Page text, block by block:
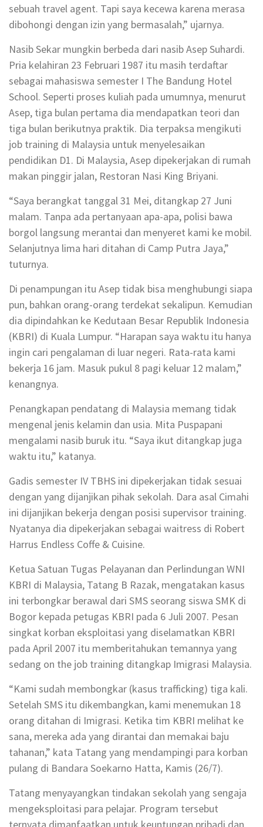
sebuah travel agent. Tapi saya kecewa karena merasa
dibohongi dengan izin yang bermasalah,” ujarnya.
Nasib Sekar mungkin berbeda dari nasib Asep Suhardi.
Pria kelahiran 23 Februari 1987 itu masih terdaftar
sebagai mahasiswa semester I The Bandung Hotel
School. Seperti proses kuliah pada umumnya, menurut
Asep, tiga bulan pertama dia mendapatkan teori dan
tiga bulan berikutnya praktik. Dia terpaksa mengikuti
job training di Malaysia untuk menyelesaikan
pendidikan D1. Di Malaysia, Asep dipekerjakan di rumah
makan pinggir jalan, Restoran Nasi King Briyani.
“Saya berangkat tanggal 31 Mei, ditangkap 27 Juni
malam. Tanpa ada pertanyaan apa-apa, polisi bawa
borgol langsung merantai dan menyeret kami ke mobil.
Selanjutnya lima hari ditahan di Camp Putra Jaya,”
tuturnya.
Di penampungan itu Asep tidak bisa menghubungi siapa
pun, bahkan orang-orang terdekat sekalipun. Kemudian
dia dipindahkan ke Kedutaan Besar Republik Indonesia
(KBRI) di Kuala Lumpur. “Harapan saya waktu itu hanya
ingin cari pengalaman di luar negeri. Rata-rata kami
bekerja 16 jam. Masuk pukul 8 pagi keluar 12 malam,”
kenangnya.
Penangkapan pendatang di Malaysia memang tidak
mengenal jenis kelamin dan usia. Mita Puspapani
mengalami nasib buruk itu. “Saya ikut ditangkap juga
waktu itu,” katanya.
Gadis semester IV TBHS ini dipekerjakan tidak sesuai
dengan yang dijanjikan pihak sekolah. Dara asal Cimahi
ini dijanjikan bekerja dengan posisi supervisor training.
Nyatanya dia dipekerjakan sebagai waitress di Robert
Harrus Endless Coffe & Cuisine.
Ketua Satuan Tugas Pelayanan dan Perlindungan WNI
KBRI di Malaysia, Tatang B Razak, mengatakan kasus
ini terbongkar berawal dari SMS seorang siswa SMK di
Bogor kepada petugas KBRI pada 6 Juli 2007. Pesan
singkat korban eksploitasi yang diselamatkan KBRI
pada April 2007 itu memberitahukan temannya yang
sedang on the job training ditangkap Imigrasi Malaysia.
“Kami sudah membongkar (kasus trafficking) tiga kali.
Setelah SMS itu dikembangkan, kami menemukan 18
orang ditahan di Imigrasi. Ketika tim KBRI melihat ke
sana, mereka ada yang dirantai dan memakai baju
tahanan,” kata Tatang yang mendampingi para korban
pulang di Bandara Soekarno Hatta, Kamis (26/7).
Tatang menyayangkan tindakan sekolah yang sengaja
mengeksploitasi para pelajar. Program tersebut
ternyata dimanfaatkan untuk keuntungan pribadi dan